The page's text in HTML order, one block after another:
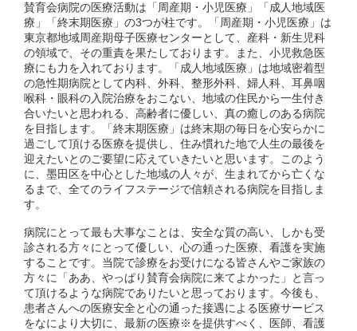
賛育会病院の医療活動は「周産期・小児医療」「成人地域医
療」「終末期医療」の3つが柱です。「周産期・小児医療」は
東京都地域周産期母子医療センターとして、産科・新生児科
の領域で、その重責を果たしております。また、小児救急医
療にも力を入れております。「成人地域医療」は地域密着型
の急性期病院として内科、外科、整形外科、婦人科、耳鼻咽
喉科・眼科の入院治療をおこない、地域の住民から一生付き
合いたいと思われる、高齢者に優しい、真の癒しのある病院
を目指します。「終末期医療」は終末期の毎日を心安らかに
過ごして頂ける医療を提供し、住み慣れた地で人生の最後を
迎えたいとのご要望に応えていきたいと思います。このよう
に、墨田区を中心とした地域の人々が、生まれてから亡くな
るまで、全てのライフステージで信頼される病院を目指しま
す。
病院にとって最も大事なことは、安全な質の高い、しかも受
診される方々にとって優しい、心の通った医療、看護を実施
することです。当院で診療をお受けになる皆さんやご家族の
方々に「ああ、やっぱり賛育会病院に来てよかった」と言っ
て頂けるような病院でありたいと思っております。今後も、
患者さんへの医療安全と心の通った接遇による医療サービス
をなにより大切に、最新の医療※を提供すべく、医師、看護